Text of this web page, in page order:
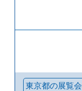
東京都の展覧会